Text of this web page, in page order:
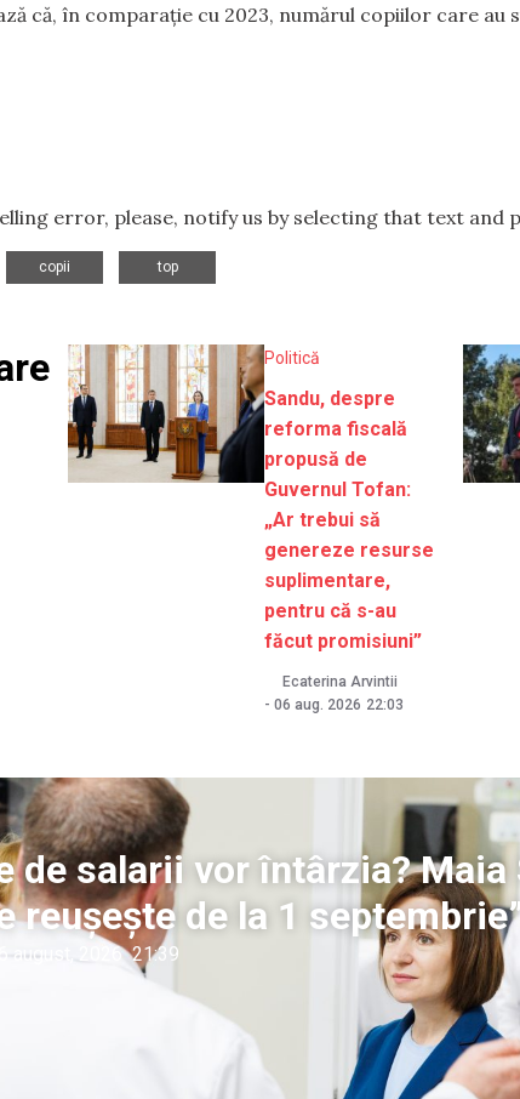
că, în comparație cu 2023, numărul copiilor care au
error, please, notify us by selecting that text and
copii
top
Politică
Sandu, despre
reforma fiscală
propusă de
Guvernul Tofan:
„Ar trebui să
genereze resurse
suplimentare,
pentru că s-au
făcut promisiuni”
Ecaterina Arvintii
- 06 aug. 2026 22:03
de salarii vor întârzia? Maia
reușește de la 1
6 august, 2026 21:39